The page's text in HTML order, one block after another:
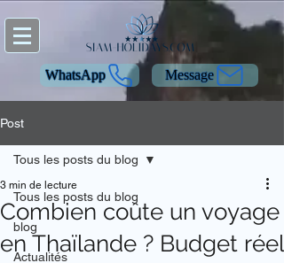
WhatsApp Message
Post
Tous les posts du blog
blog
Actualités
Tous les posts du blog
Combien coûte un voyage
en Thaïlande ? Budget réel
3 min de lecture